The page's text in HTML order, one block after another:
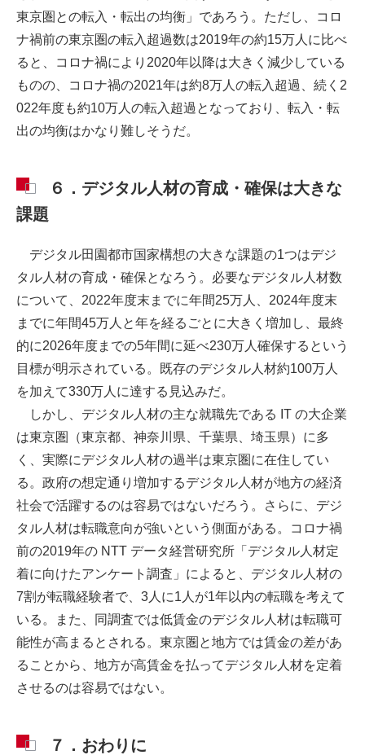
東京圏との転入・転出の均衡」であろう。ただし、コロ
ナ禍前の東京圏の転入超過数は2019年の約15万人に比べ
ると、コロナ禍により2020年以降は大きく減少している
ものの、コロナ禍の2021年は約8万人の転入超過、続く2
022年度も約10万人の転入超過となっており、転入・転
出の均衡はかなり難しそうだ。
６．デジタル人材の育成・確保は大きな
課題
デジタル田園都市国家構想の大きな課題の1つはデジ
タル人材の育成・確保となろう。必要なデジタル人材数
について、2022年度末までに年間25万人、2024年度末
までに年間45万人と年を経るごとに大きく増加し、最終
的に2026年度までの5年間に延べ230万人確保するという
目標が明示されている。既存のデジタル人材約100万人
を加えて330万人に達する見込みだ。
しかし、デジタル人材の主な就職先である IT の大企業
は東京圏（東京都、神奈川県、千葉県、埼玉県）に多
く、実際にデジタル人材の過半は東京圏に在住してい
る。政府の想定通り増加するデジタル人材が地方の経済
社会で活躍するのは容易ではないだろう。さらに、デジ
タル人材は転職意向が強いという側面がある。コロナ禍
前の2019年の NTT データ経営研究所「デジタル人材定
着に向けたアンケート調査」によると、デジタル人材の
7割が転職経験者で、3人に1人が1年以内の転職を考えて
いる。また、同調査では低賃金のデジタル人材は転職可
能性が高まるとされる。東京圏と地方では賃金の差があ
ることから、地方が高賃金を払ってデジタル人材を定着
させるのは容易ではない。
７．おわりに